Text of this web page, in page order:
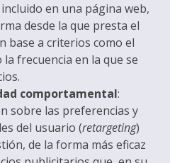
en una página web,
desde la que presta el
base a criterios como el
frecuencia en la que se
comportamental:
sobre las preferencias y
del usuario (retargeting)
de la forma más eficaz